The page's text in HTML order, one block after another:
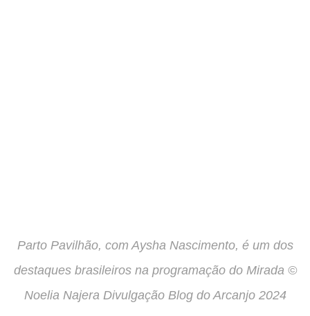
Parto Pavilhão, com Aysha Nascimento, é um dos
destaques brasileiros na programação do Mirada ©
Noelia Najera Divulgação Blog do Arcanjo 2024